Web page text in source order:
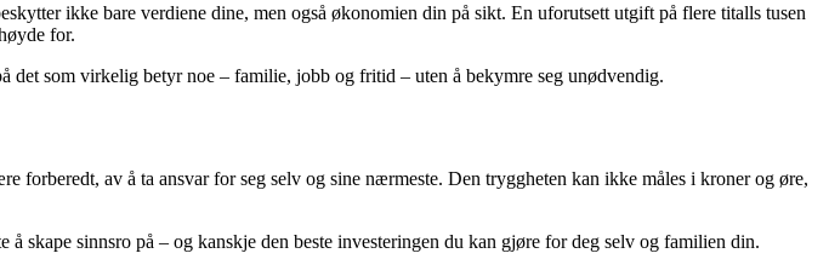
ikke bare verdiene dine, men også økonomien din på sikt. En uforutsett utgift på flere titalls tusen
for.
det som virkelig betyr noe – familie, jobb og fritid – uten å bekymre seg unødvendig.
av å ta ansvar for seg selv og sine nærmeste. Den tryggheten kan ikke måles i kroner og øre,
skape sinnsro på – og kanskje den beste investeringen du kan gjøre for deg selv og familien din.